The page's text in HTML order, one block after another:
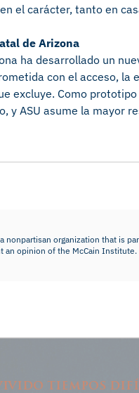
el carácter, tanto en
de Arizona
ha desarrollado un
con el acceso, la
excluye. Como
y ASU asume la mayor
nonpartisan organization that is
an opinion of the McCain Institute.
tiempos